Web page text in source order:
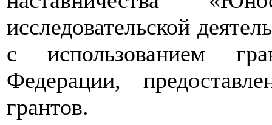
исследовательской
с использованием
Федерации,
грантов.